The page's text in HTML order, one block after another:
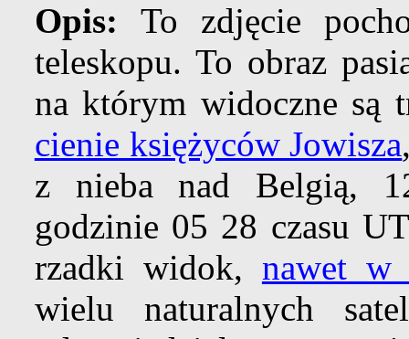
Opis: To zdjęcie
teleskopu. To obraz
na którym widoczne są
cienie księżyców Jowisza
z nieba nad Belgią,
godzinie 05 28 czasu
rzadki widok, nawet w
wielu naturalnych